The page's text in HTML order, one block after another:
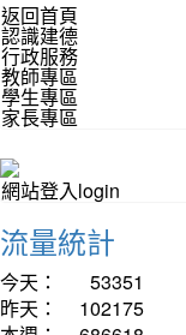
返回首頁
認識建德
行政服務
教師專區
學生專區
家長專區
網站登入login
流量統計
今天：
53351
昨天：
102175